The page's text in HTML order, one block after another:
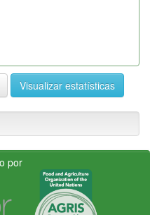
Visualizar estatísticas
por